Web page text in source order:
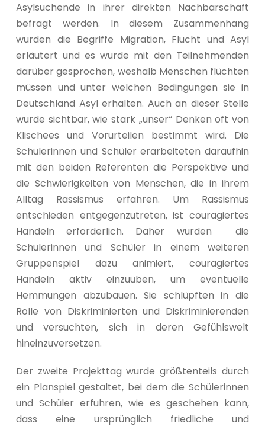
Asylsuchende in ihrer direkten Nachbarschaft
befragt werden. In diesem Zusammenhang
wurden die Begriffe Migration, Flucht und Asyl
erläutert und es wurde mit den Teilnehmenden
darüber gesprochen, weshalb Menschen flüchten
müssen und unter welchen Bedingungen sie in
Deutschland Asyl erhalten. Auch an dieser Stelle
wurde sichtbar, wie stark „unser“ Denken oft von
Klischees und Vorurteilen bestimmt wird. Die
Schülerinnen und Schüler erarbeiteten daraufhin
mit den beiden Referenten die Perspektive und
die Schwierigkeiten von Menschen, die in ihrem
Alltag Rassismus erfahren. Um Rassismus
entschieden entgegenzutreten, ist couragiertes
Handeln erforderlich. Daher wurden die
Schülerinnen und Schüler in einem weiteren
Gruppenspiel dazu animiert, couragiertes
Handeln aktiv einzuüben, um eventuelle
Hemmungen abzubauen. Sie schlüpften in die
Rolle von Diskriminierten und Diskriminierenden
und versuchten, sich in deren Gefühlswelt
hineinzuversetzen.
Der zweite Projekttag wurde größtenteils durch
ein Planspiel gestaltet, bei dem die Schülerinnen
und Schüler erfuhren, wie es geschehen kann,
dass eine ursprünglich friedliche und